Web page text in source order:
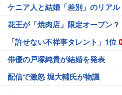
ケニア人と結婚「差別」のリアル
花王が「焼肉店」限定オープン？
「許せない不祥事タレント」1位
俳優の戸塚純貴が結婚を発表
配信で激怒 堀大輔氏が物議